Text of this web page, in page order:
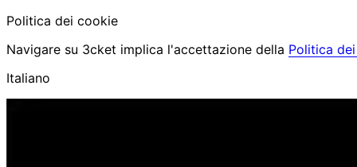
Politica dei cookie
Navigare su 3cket implica l'accettazione della Politica
Italiano